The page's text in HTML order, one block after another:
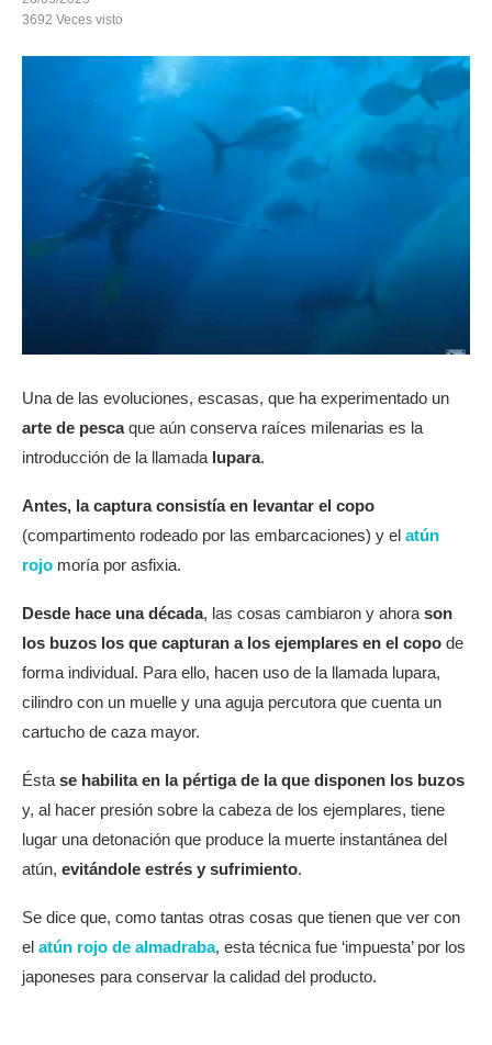
3692 Veces visto
Una de las evoluciones, escasas, que ha experimentado un
arte de pescaque aún conserva raíces milenarias es la
introducción de la llamada lupara.
Antes, la captura consistía en levantar el copo
(compartimento rodeado por las embarcaciones) y el atún
rojo moría por asfixia.
Desde hace una década, las cosas cambiaron y ahora son
los buzos los que capturan a los ejemplares en el copo de
forma individual. Para ello, hacen uso de la llamada lupara,
cilindro con un muelle y una aguja percutora que cuenta un
cartucho de caza mayor.
Ésta se habilita en la pértiga de la que disponen los buzos
y, al hacer presión sobre la cabeza de los ejemplares, tiene
lugar una detonación que produce la muerte instantánea del
atún, evitándole estrés y sufrimiento.
Se dice que, como tantas otras cosas que tienen que ver con
el atún rojo de almadraba, esta técnica fue ‘impuesta’ por los
japoneses para conservar la calidad del producto.